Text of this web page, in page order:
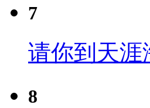
7
请你到天涯
8